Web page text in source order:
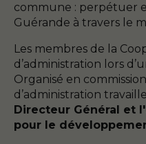
commune : perpétuer
Guérande à travers le
Les membres de la
d’administration lors
Organisé en
d’administration travaille
Directeur Général et
pour le